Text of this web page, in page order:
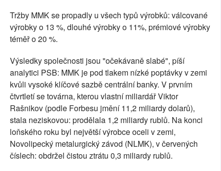
Tržby MMK se propadly u všech typů výrobků: válcované
výrobky o 13 %, dlouhé výrobky o 11%, prémiové výrobky
téměř o 20 %.
Výsledky společnosti jsou "očekávaně slabé", píší
analytici PSB: MMK je pod tlakem nízké poptávky v zemi
kvůli vysoké klíčové sazbě centrální banky. V prvním
čtvrtletí se továrna, kterou vlastní miliardář Viktor
Rašnikov (podle Forbesu jmění 11,2 miliardy dolarů),
stala neziskovou: prodělala 1,2 miliardy rublů. Na konci
loňského roku byl největší výrobce oceli v zemi,
Novolipecký metalurgický závod (NLMK), v červených
číslech: obdržel čistou ztrátu 0,3 miliardy rublů.